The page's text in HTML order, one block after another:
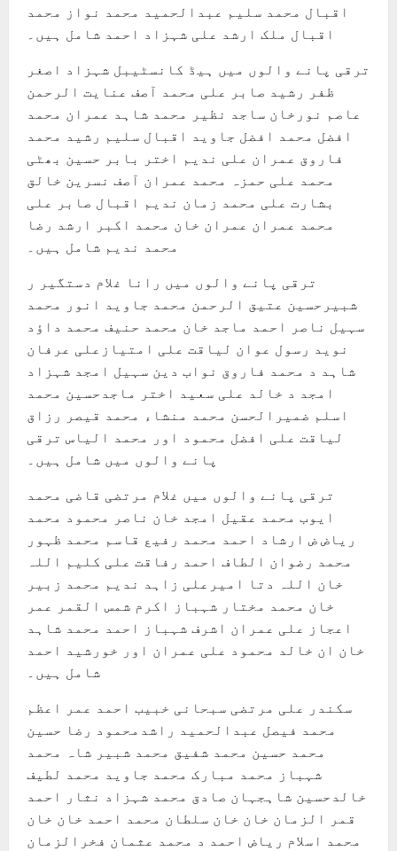
اقبال محمد سلیم عبدالحمید محمد نواز محمد
اقبال ملک ارشد علی شہزاد احمد شامل ہیں۔
ترقی پانے والوں میں ہیڈ کانسٹیبل شہزاد اصغر
ظفر رشید صابر علی محمد آصف عنایت الرحمن
عاصم نورخان ساجد نظیر محمد شاہد عمران محمد
افضل محمد افضل جاوید اقبال سلیم رشید محمد
فاروق عمران علی ندیم اختر بابر حسین بھٹی
محمد علی حمزہ محمد عمران آصف نسرین خالق
بشارت علی محمد زمان ندیم اقبال صابر علی
محمد عمران عمران خان محمد اکبر ارشد رضا
محمد ندیم شامل ہیں۔
ترقی پانے والوں میں رانا غلام دستگیر ر
شبیرحسین عتیق الرحمن محمد جاوید انور محمد
سہیل ناصر احمد ماجد خان محمد حنیف محمد داؤد
نوید رسول عوان لیاقت علی امتیازعلی عرفان
شاہد د محمد فاروق نواب دین سہیل امجد شہزاد
امجد د خالد علی سعید اختر ماجدحسین محمد
اسلم ضمیرالحسن محمد منشاء محمد قیصر رزاق
لیاقت علی افضل محمود اور محمد الیاس ترقی
پانے والوں میں شامل ہیں۔
ترقی پانے والوں میں غلام مرتضی قاضی محمد
ایوب محمد عقیل امجد خان ناصر محمود محمد
ریاض ض ارشاد احمد محمد رفیع قاسم محمد ظہور
محمد رضوان الطاف احمد رفاقت علی کلیم اللہ
خان اللہ دتا امیرعلی زاہد ندیم محمد زبیر
خان محمد مختار شہباز اکرم شمس القمر عمر
اعجاز علی عمران اشرف شہباز احمد محمد شاہد
خان ان خالد محمود علی عمران اور خورشید احمد
شامل ہیں۔
سکندر علی مرتضی سبحانی خبیب احمد عمر اعظم
محمد فیصل عبدالحمید راشدمحمود رضا حسین
محمد حسین محمد شفیق محمد شبیر شاہ محمد
شہباز محمد مبارک محمد جاوید محمد لطیف
خالدحسین شاہجہان صادق محمد شہزاد نثار احمد
قمر الزمان خان خان سلطان محمد احمد خان خان
محمد اسلام ریاض احمد د محمد عثمان فخرالزمان